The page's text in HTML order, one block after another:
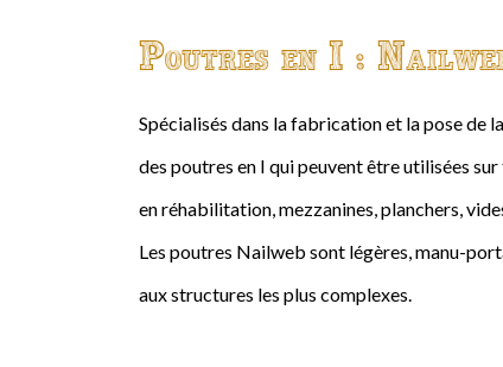
Poutres en I :
Spécialisés dans la fabrication et la pose de
des poutres en I qui peuvent être utilisées
en réhabilitation, mezzanines, planchers,
Les poutres Nailweb sont légères, manu-
aux structures les plus complexes.